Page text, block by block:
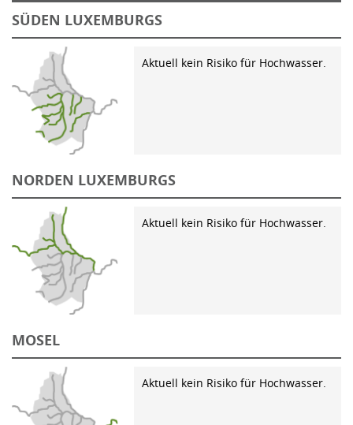
SÜDEN LUXEMBURGS
Aktuell kein Risiko für Hochwasser.
NORDEN LUXEMBURGS
Aktuell kein Risiko für Hochwasser.
MOSEL
Aktuell kein Risiko für Hochwasser.